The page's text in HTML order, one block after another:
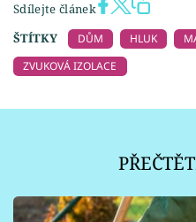
Sdílejte článek
ŠTÍTKY
DŮM HLUK
ZVUKOVÁ IZOLACE